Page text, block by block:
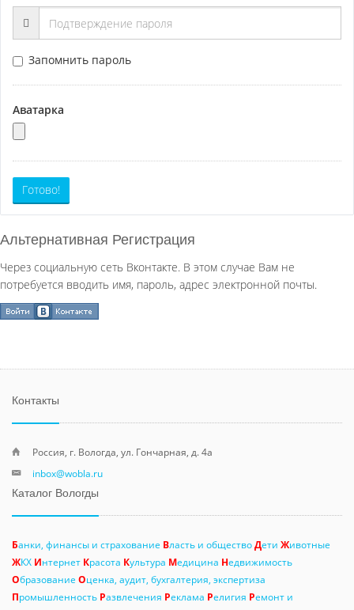
Запомнить пароль
Аватарка
Готово!
Альтернативная Регистрация
Через социальную сеть Вконтакте. В этом случае Вам не
потребуется вводить имя, пароль, адрес электронной почты.
Контакты
Россия, г. Вологда, ул. Гончарная, д. 4а
inbox@wobla.ru
Каталог Вологды
Банки, финансы и страхование Власть и обществоДети Животные
ЖКХ Интернет Красота Культура Медицина Недвижимость
Образование Оценка, аудит, бухгалтерия, экспертиза
Промышленность Развлечения Реклама Религия Ремонт и